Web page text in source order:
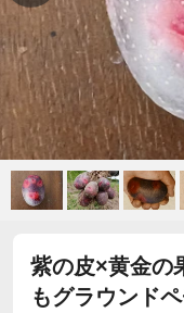
紫の皮×黄金の
もグラウンド